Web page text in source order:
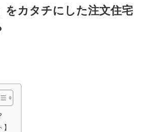
をカタチにした注文住宅